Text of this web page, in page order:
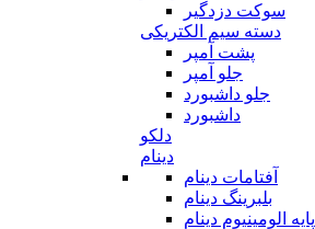
سوکت دزدگیر
دسته سیم الکتریکی
پشت آمپر
جلو آمپر
جلو داشبورد
داشبورد
دلکو
دینام
آفتامات دینام
بلبرینگ دینام
پایه الومینیوم دینام